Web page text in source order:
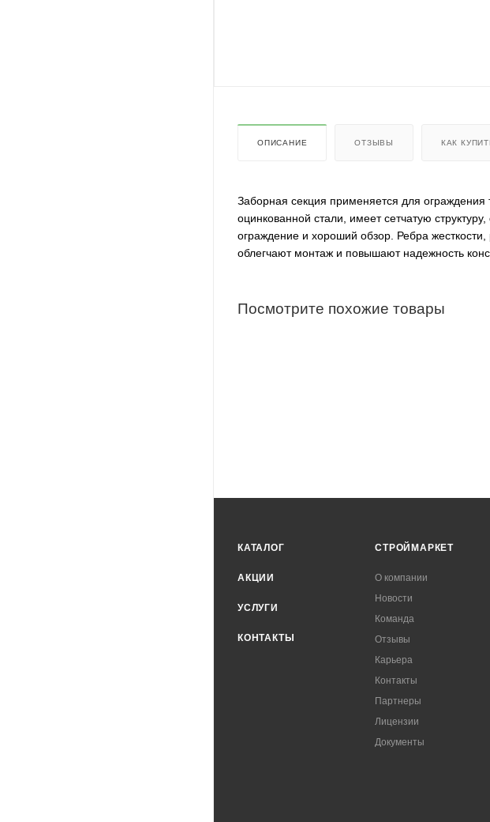
ОПИСАНИЕ ОТЗЫВЫ КАК
Заборная секция применяется для ограждения
оцинкованной стали, имеет сетчатую
ограждение и хороший обзор. Ребра
облегчают монтаж и повышают надежность
Посмотрите похожие товары
КАТАЛОГ
АКЦИИ
УСЛУГИ
КОНТАКТЫ
СТРОЙМАРКЕТ
О компании
Новости
Команда
Отзывы
Карьера
Контакты
Партнеры
Лицензии
Документы